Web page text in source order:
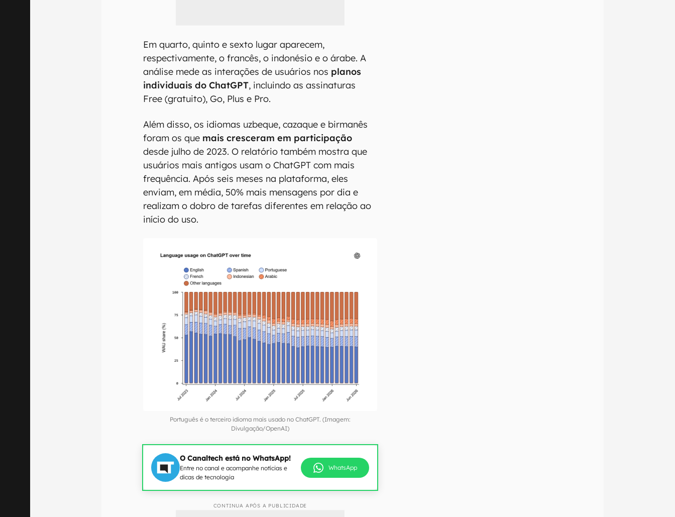
Em quarto, quinto e sexto lugar aparecem,
respectivamente, o francês, o indonésio e o árabe. A
análise mede as interações de usuários nos planos
individuais do ChatGPT, incluindo as assinaturas
Free (gratuito), Go, Plus e Pro.
Além disso, os idiomas uzbeque, cazaque e birmanês
foram os que mais cresceram em participação
desde julho de 2023. O relatório também mostra que
usuários mais antigos usam o ChatGPT com mais
frequência. Após seis meses na plataforma, eles
enviam, em média, 50% mais mensagens por dia e
realizam o dobro de tarefas diferentes em relação ao
início do uso.
Português é o terceiro idioma mais usado no ChatGPT. (Imagem:
Divulgação/OpenAI)
O Canaltech está no WhatsApp!
Entre no canal e acompanhe notícias e
dicas de tecnologia
WhatsApp
CONTINUA APÓS A PUBLICIDADE